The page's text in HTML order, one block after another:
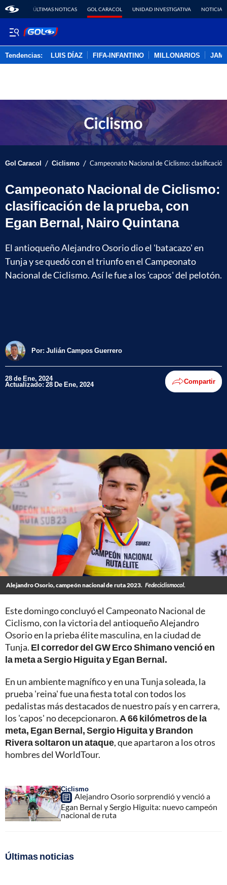
ÚLTIMAS NOTICAS GOL CARACOL UNIDAD INVESTIGATIVA NOTICIAS
Tendencias: LUIS DÍAZ FIFA-INFANTINO MILLONARIOS
Gol Caracol / Ciclismo / Campeonato Nacional de Ciclismo:
Campeonato Nacional de Ciclismo:
clasificación de la prueba, con
Egan Bernal, Nairo Quintana
El antioqueño Alejandro Osorio dio el 'batacazo' en
Tunja y se quedó con el triunfo en el Campeonato
Nacional de Ciclismo. Así le fue a los 'capos' del pelotón.
Por: Julián Campos Guerrero
28 de Ene, 2024
Actualizado: 28 De Ene, 2024 Compartir
Alejandro Osorio, campeón nacional de ruta 2023. Fedeciclismocol.
Este domingo concluyó el Campeonato Nacional de
Ciclismo, con la victoria del antioqueño Alejandro
Osorio en la prieba élite masculina, en la ciudad de
Tunja. El corredor del GW Erco Shimano venció en
la meta a Sergio Higuita y Egan Bernal.
En un ambiente magnífico y en una Tunja soleada, la
prueba 'reina' fue una fiesta total con todos los
pedalistas más destacados de nuestro país y en carrera,
los 'capos' no decepcionaron. A 66 kilómetros de la
meta, Egan Bernal, Sergio Higuita y Brandon
Rivera soltaron un ataque, que apartaron a los otros
hombres del WorldTour.
Ciclismo
Alejandro Osorio sorprendió y venció a
Egan Bernal y Sergio Higuita: nuevo campeón
nacional de ruta
Últimas noticias